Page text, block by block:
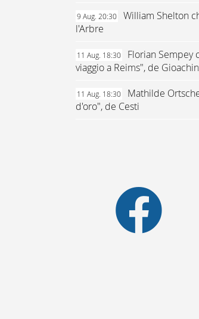
9 Aug. 20:30
William Shelton
l'Arbre
11 Aug. 18:30
Florian Sempey
viaggio a Reims", de
11 Aug. 18:30
Mathilde
d'oro", de Cesti